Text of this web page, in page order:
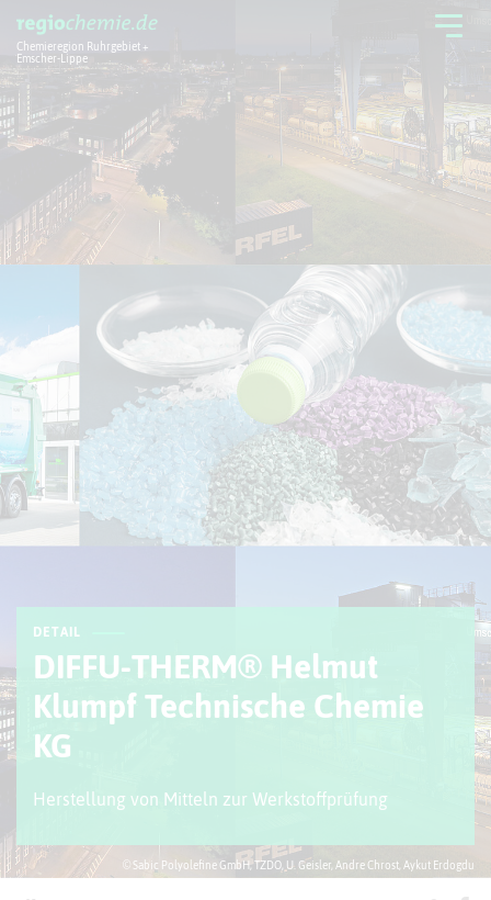
Chemieregion Ruhrgebiet +
Emscher-Lippe
Chemieregion
Aktuelles + Service
© Sabic Polyolefine GmbH, TZDO, U. Geisler, Andre Chrost, Aykut Erdogdu
DETAIL
DIFFU-THERM® Helmut
Klumpf Technische Chemie
KG
Herstellung von Mitteln zur Werkstoffprüfung